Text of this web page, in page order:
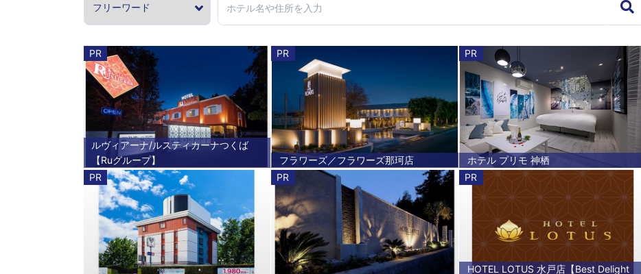
PR
ルヴィアーナ/ルスティカーナつくば
【Ruグループ】
PR
フラワーズ／フラワーズ那珂店
PR
ホテル プリモ 神栖
PR
PR PR
HOTEL LOTUS 水戸店【Best Delight